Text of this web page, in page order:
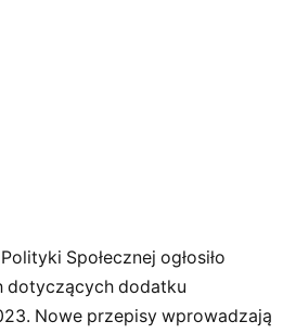
Społecznej ogłosiło
dotyczących dodatku
Nowe przepisy wprowadzają